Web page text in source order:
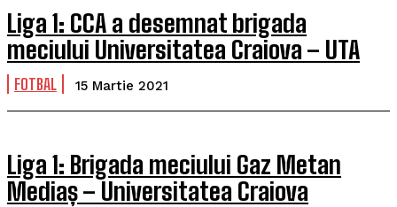
Liga 1: CCA a desemnat brigada
meciului Universitatea Craiova – UTA
FOTBAL 15 Martie 2021
Liga 1: Brigada meciului Gaz Metan
Mediaș – Universitatea Craiova